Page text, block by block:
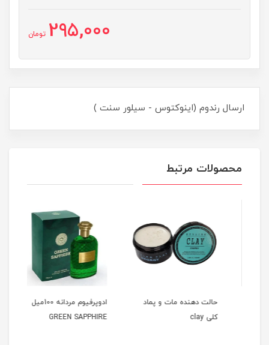
295,000 تومان
ارسال رندوم (اینوکتوس - سیلور سنت )
محصولات مرتبط
حالت دهنده مات و پماد
ادوپرفیوم مردانه 100میل
GREEN SAPPHIRE